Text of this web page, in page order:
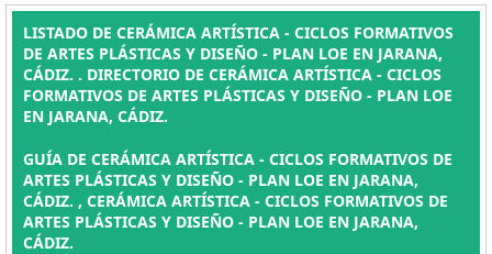
LISTADO DE CERÁMICA ARTÍSTICA - CICLOS FORMATIVOS
DE ARTES PLÁSTICAS Y DISEÑO - PLAN LOE EN JARANA,
CÁDIZ. . DIRECTORIO DE CERÁMICA ARTÍSTICA - CICLOS
FORMATIVOS DE ARTES PLÁSTICAS Y DISEÑO - PLAN LOE
EN JARANA, CÁDIZ.
GUÍA DE CERÁMICA ARTÍSTICA - CICLOS FORMATIVOS DE
ARTES PLÁSTICAS Y DISEÑO - PLAN LOE EN JARANA,
CÁDIZ. , CERÁMICA ARTÍSTICA - CICLOS FORMATIVOS DE
ARTES PLÁSTICAS Y DISEÑO - PLAN LOE EN JARANA,
CÁDIZ.